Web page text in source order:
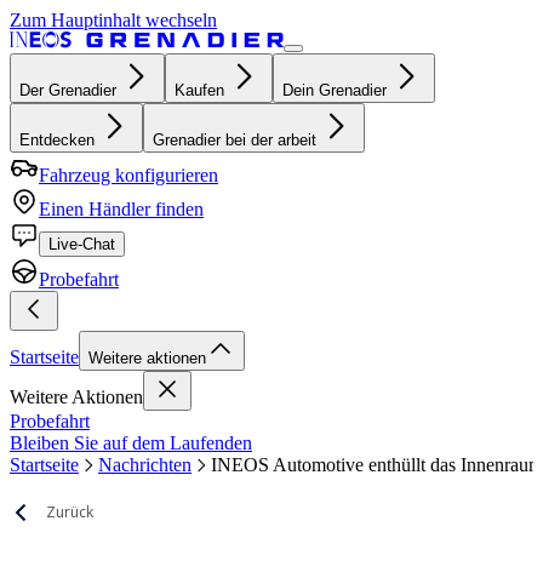
Zum Hauptinhalt wechseln
Der Grenadier Kaufen Dein Grenadier
Entdecken Grenadier bei der arbeit
Fahrzeug konfigurieren
Einen Händler finden
Live-Chat
Probefahrt
Startseite Weitere aktionen
Weitere Aktionen
Probefahrt
Bleiben Sie auf dem Laufenden
Startseite
Nachrichten INEOS Automotive enthüllt das
Zurück